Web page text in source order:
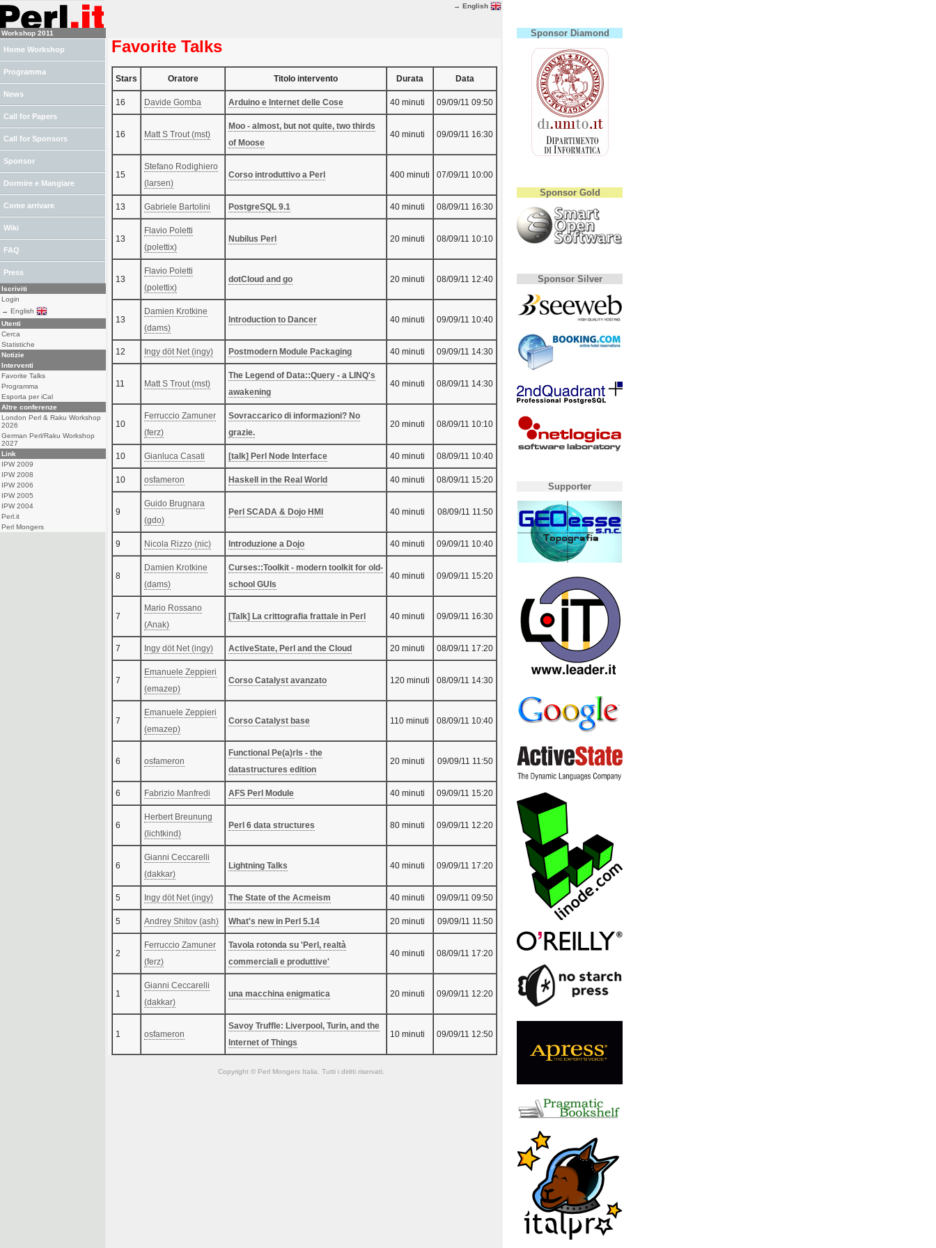
→ English
Favorite Talks
Stars Oratore Titolo intervento Durata Data
16 Davide Gomba ‎Arduino e Internet delle Cose‎ 40 minuti 09/09/11 09:50
16 Matt S Trout (‎mst‎)
‎Moo - almost, but not quite, two thirds
of Moose‎
40 minuti 09/09/11 16:30
15
Stefano Rodighiero
(‎larsen‎)
‎Corso introduttivo a Perl‎ 400 minuti 07/09/11 10:00
13 Gabriele Bartolini ‎PostgreSQL 9.1‎ 40 minuti 08/09/11 16:30
13
Flavio Poletti
(‎polettix‎)
‎Nubilus Perl‎ 20 minuti 08/09/11 10:10
13
Flavio Poletti
(‎polettix‎)
‎dotCloud and go‎ 20 minuti 08/09/11 12:40
13
Damien Krotkine
(‎dams‎)
‎Introduction to Dancer‎ 40 minuti 09/09/11 10:40
12 Ingy döt Net (‎ingy‎) ‎Postmodern Module Packaging‎ 40 minuti 09/09/11 14:30
11 Matt S Trout (‎mst‎)
‎The Legend of Data::Query - a LINQ's
awakening‎
40 minuti 08/09/11 14:30
10
Ferruccio Zamuner
(‎ferz‎)
‎Sovraccarico di informazioni? No
grazie.‎
20 minuti 08/09/11 10:10
10 Gianluca Casati ‎[talk] Perl Node Interface‎ 40 minuti 08/09/11 10:40
10 osfameron ‎Haskell in the Real World‎ 40 minuti 08/09/11 15:20
9
Guido Brugnara
(‎gdo‎)
‎Perl SCADA & Dojo HMI‎ 40 minuti 08/09/11 11:50
9 Nicola Rizzo (‎nic‎) ‎Introduzione a Dojo‎ 40 minuti 09/09/11 10:40
8
Damien Krotkine
(‎dams‎)
‎Curses::Toolkit - modern toolkit for old-
school GUIs‎
40 minuti 09/09/11 15:20
7
Mario Rossano
(‎Anak‎)
‎[Talk] La crittografia frattale in Perl‎ 40 minuti 09/09/11 16:30
7 Ingy döt Net (‎ingy‎) ‎ActiveState, Perl and the Cloud‎ 20 minuti 08/09/11 17:20
7
Emanuele Zeppieri
(‎emazep‎)
‎Corso Catalyst avanzato‎ 120 minuti 08/09/11 14:30
7
Emanuele Zeppieri
(‎emazep‎)
‎Corso Catalyst base‎ 110 minuti 08/09/11 10:40
6 osfameron
‎Functional Pe(a)rls - the
datastructures edition‎
20 minuti 09/09/11 11:50
6 Fabrizio Manfredi ‎AFS Perl Module‎ 40 minuti 09/09/11 15:20
6
Herbert Breunung
(‎lichtkind‎)
‎Perl 6 data structures‎ 80 minuti 09/09/11 12:20
6
Gianni Ceccarelli
(‎dakkar‎)
‎Lightning Talks‎ 40 minuti 09/09/11 17:20
5 Ingy döt Net (‎ingy‎) ‎The State of the Acmeism‎ 40 minuti 09/09/11 09:50
5 Andrey Shitov (‎ash‎) ‎What's new in Perl 5.14‎ 20 minuti 09/09/11 11:50
2
Ferruccio Zamuner
(‎ferz‎)
‎Tavola rotonda su 'Perl, realtà
commerciali e produttive'‎
40 minuti 08/09/11 17:20
1
Gianni Ceccarelli
(‎dakkar‎)
‎una macchina enigmatica‎ 20 minuti 09/09/11 12:20
1 osfameron
‎Savoy Truffle: Liverpool, Turin, and the
Internet of Things‎
10 minuti 09/09/11 12:50
Copyright © Perl Mongers Italia. Tutti i diritti riservati.
Workshop 2011
Home Workshop
Programma
News
Call for Papers
Call for Sponsors
Sponsor
Dormire e Mangiare
Come arrivare
Wiki
FAQ
Press
Iscriviti
Login
→ English
Utenti
Cerca
Statistiche
Notizie
Interventi
Favorite Talks
Programma
Esporta per iCal
Altre conferenze
London Perl & Raku Workshop
2026
German Perl/Raku Workshop
2027
Link
IPW 2009
IPW 2008
IPW 2006
IPW 2005
IPW 2004
Perl.it
Perl Mongers
Sponsor Diamond
Sponsor Gold
Sponsor Silver
Supporter